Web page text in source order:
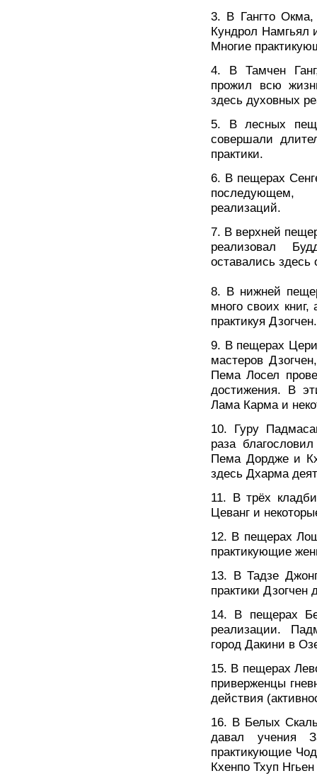
3. В Гангто
Кундрол Намгьял
Многие
4. В Тамчен
прожил всю
здесь духовных
5. В лесных
совершали
практики.
6. В пещерах
последующем,
реализаций.
7. В верхней
реализовал
оставались здесь
8. В нижней
много своих
практикуя Дзогчен.
9. В пещерах
мастеров
Пема Лосел
достижения. В
Лама Карма и
10. Гуру
раза
Пема Дордже и
здесь Дхарма
11. В трёх
Цеванг и
12. В пещерах
практикующие
13. В Тадзе
практики Дзогчен
14. В пещерах
реализации.
город Дакини в
15. В пещерах
приверженцы
действия
16. В Белых
давал учения
практикующие
Кхенпо Тхуп